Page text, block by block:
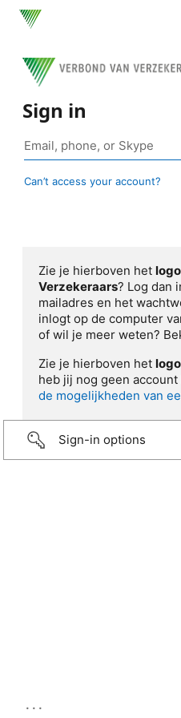
Sign in
Can’t access your account?
Zie je hierboven het
Verzekeraars? Log dan
mailadres en het
inlogt op de computer
of wil je meer weten?
Zie je hierboven het
heb jij nog geen
de mogelijkheden van
Sign-in options
...